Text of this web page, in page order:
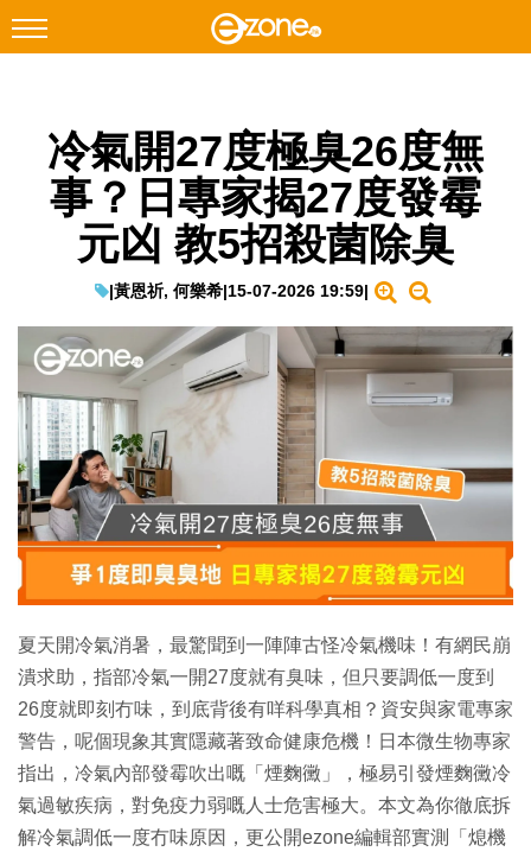
Facebook Instagram
科技焦點
網絡生活
教學評測
EduTech
IT Times
生成式AI與雲端應用
Enterprise Digital Transformation
特集
冷氣開27度極臭26度無
事？日專家揭27度發霉
元凶 教5招殺菌除臭
|黃恩祈, 何樂希|15-07-2026 19:59|
夏天開冷氣消暑，最驚聞到一陣陣古怪冷氣機味！有網民崩
潰求助，指部冷氣一開27度就有臭味，但只要調低一度到
26度就即刻冇味，到底背後有咩科學真相？資安與家電專家
警告，呢個現象其實隱藏著致命健康危機！日本微生物專家
指出，冷氣內部發霉吹出嘅「煙麴黴」，極易引發煙麴黴冷
氣過敏疾病，對免疫力弱嘅人士危害極大。本文為你徹底拆
解冷氣調低一度冇味原因，更公開ezone編輯部實測「熄機